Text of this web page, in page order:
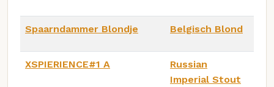
Spaarndammer Blondje Belgisch Blond
XSPIERIENCE#1 A
Russian
Imperial Stout